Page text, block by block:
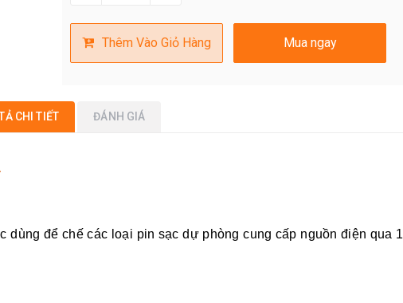
Thêm Vào Giỏ Hàng Mua ngay
CHI TIẾT ĐÁNH GIÁ
dùng để chế các loại pin sạc dự phòng cung cấp nguồn điện qua 1